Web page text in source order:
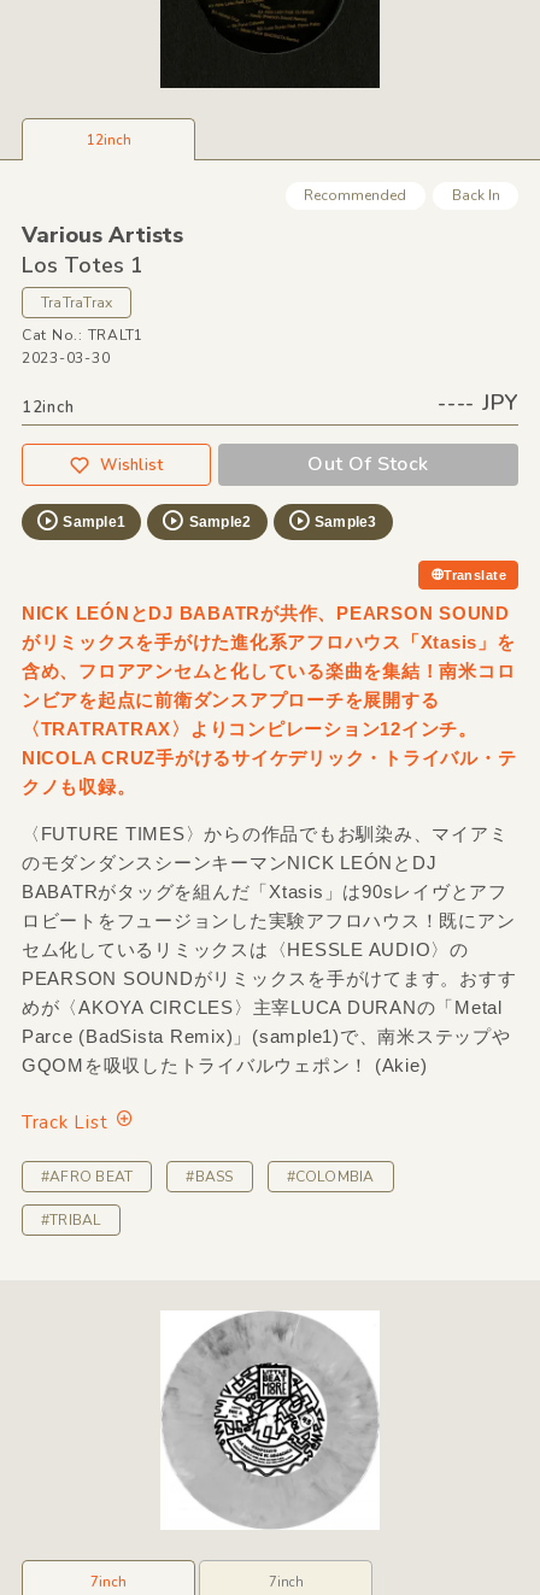
12inch
Recommended Back In
Various Artists
Los Totes 1
TraTraTrax
Cat No.: TRALT1
2023-03-30
12inch ---- JPY
Wishlist Out Of Stock
Sample1 Sample2 Sample3
Translate
NICK LEÓNとDJ BABATRが共作、PEARSON SOUND
がリミックスを手がけた進化系アフロハウス「Xtasis」を
含め、フロアアンセムと化している楽曲を集結！南米コロ
ンビアを起点に前衛ダンスアプローチを展開する
〈TRATRATRAX〉よりコンピレーション12インチ。
NICOLA CRUZ手がけるサイケデリック・トライバル・テ
クノも収録。
〈FUTURE TIMES〉からの作品でもお馴染み、マイアミ
のモダンダンスシーンキーマンNICK LEÓNとDJ
BABATRがタッグを組んだ「Xtasis」は90sレイヴとアフ
ロビートをフュージョンした実験アフロハウス！既にアン
セム化しているリミックスは〈HESSLE AUDIO〉の
PEARSON SOUNDがリミックスを手がけてます。おすす
めが〈AKOYA CIRCLES〉主宰LUCA DURANの「Metal
Parce (BadSista Remix)」(sample1)で、南米ステップや
GQOMを吸収したトライバルウェポン！ (Akie)
Track List
#AFRO BEAT #BASS #COLOMBIA
#TRIBAL
7inch 7inch